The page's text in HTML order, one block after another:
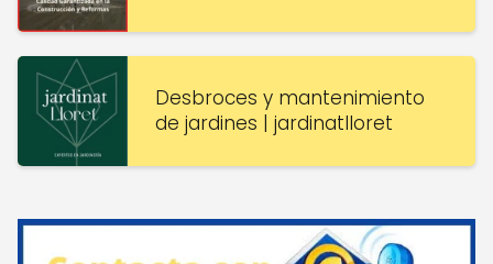
Desbroces y mantenimiento
de jardines | jardinatlloret